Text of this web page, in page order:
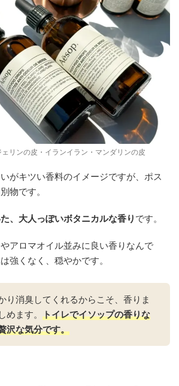
リンの皮・イランイラン・マンダリンの皮
がキツい香料のイメージですが、ポス
物です。
、大人っぽいボタニカルな香り です。
アロマオイル並みに良い香りなんで
強くなく、穏やかです。
り消臭してくれるからこそ、香りま
めます。 トイレでイソップの香りな
沢な気分です。